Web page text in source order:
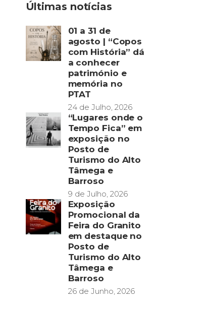
Últimas notícias
01 a 31 de
agosto | “Copos
com História” dá
a conhecer
património e
memória no
PTAT
24 de Julho, 2026
“Lugares onde o
Tempo Fica” em
exposição no
Posto de
Turismo do Alto
Tâmega e
Barroso
9 de Julho, 2026
Exposição
Promocional da
Feira do Granito
em destaque no
Posto de
Turismo do Alto
Tâmega e
Barroso
26 de Junho, 2026